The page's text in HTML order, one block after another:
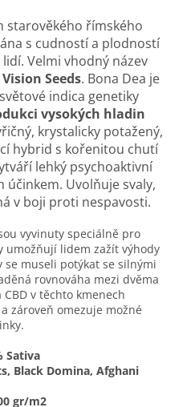
starověkého římského
s cudností a plodností
Velmi vhodný název
Seeds. Bona Dea je
indica genetiky
vysokých hladin
krystalicky potažený,
hybrid s kořenitou chutí
lehký psychoaktivní
účinkem. Uvolňuje svaly,
v boji proti nespavosti.
vyvinuty speciálně pro
umožňují lidem zažít výhody
museli potýkat se silnými
rovnováha mezi dvěma
v těchto kmenech
zároveň omezuje možné
Sativa
Black Domina, Afghani
gr/m2